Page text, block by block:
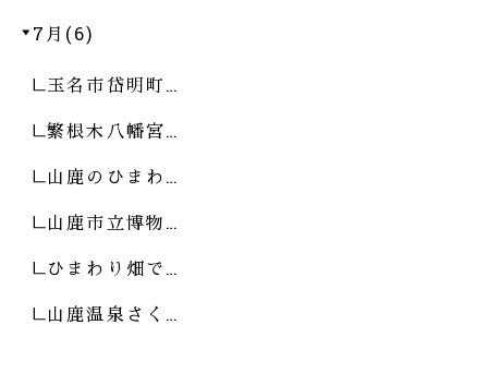
7月(6)
玉名市岱明町…
繁根木八幡宮…
山鹿のひまわ…
山鹿市立博物…
ひまわり畑で…
山鹿温泉さく…